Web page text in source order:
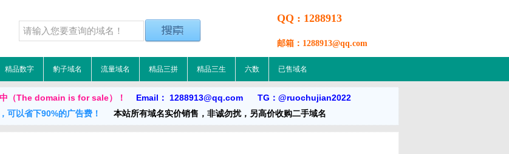
QQ : 1288913
邮箱：1288913@qq.com
精品数字 豹子域名 流量域名 精品三拼 精品三生 六数 已售域名
（The domain is for sale）！
Email： 1288913@qq.com TG：@ruochujian2022
可以省下90%的广告费！
本站所有域名实价销售，非诚勿扰，另高价收购二手域名